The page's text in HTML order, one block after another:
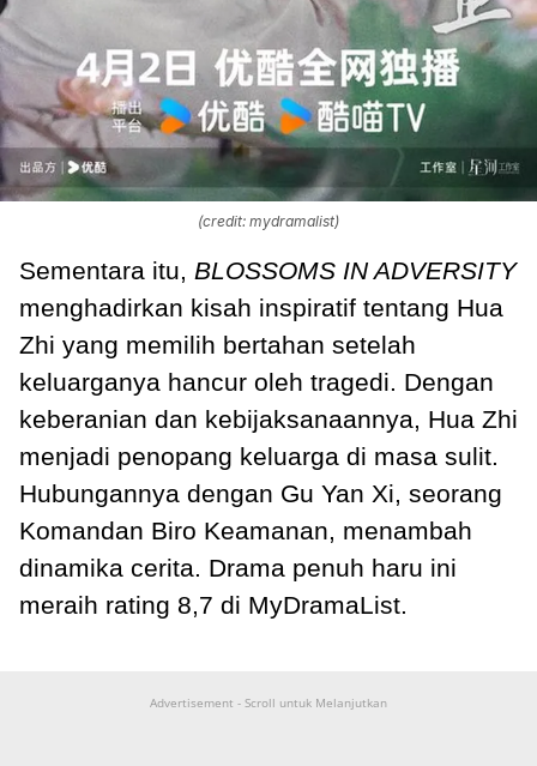
(credit: mydramalist)
Sementara itu, BLOSSOMS IN ADVERSITY
menghadirkan kisah inspiratif tentang Hua
Zhi yang memilih bertahan setelah
keluarganya hancur oleh tragedi. Dengan
keberanian dan kebijaksanaannya, Hua Zhi
menjadi penopang keluarga di masa sulit.
Hubungannya dengan Gu Yan Xi, seorang
Komandan Biro Keamanan, menambah
dinamika cerita. Drama penuh haru ini
meraih rating 8,7 di MyDramaList.
Advertisement - Scroll untuk Melanjutkan